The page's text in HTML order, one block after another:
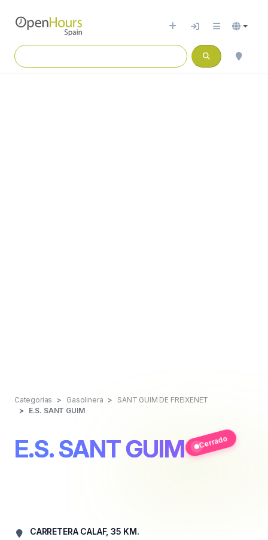
Categorías Gasolinera
SANT GUIM DE FREIXENET
E.S. SANT GUIM
E.S. SANT GUIM Cerrado
CARRETERA CALAF, 35 KM.